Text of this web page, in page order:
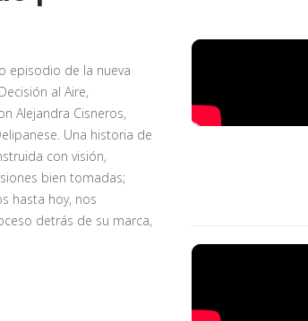
episodio de la nueva
al Aire,
Alejandra Cisneros,
Una historia de
con visión,
bien tomadas;
hasta hoy, nos
detrás de su marca,